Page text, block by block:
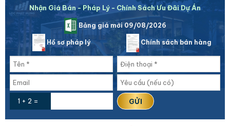
Nhận Giá Bán - Pháp Lý - Chính Sách Ưu Đãi Dự Án
Bảng giá mới 09/08/2026
Hồ sơ pháp lý Chính sách bán hàng
1 + 2 =